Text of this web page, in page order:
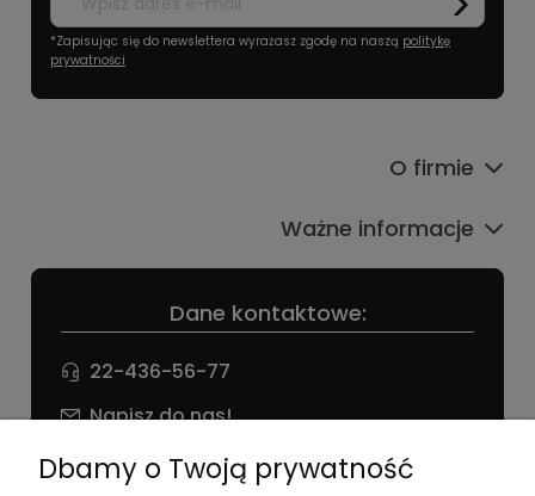
*Zapisując się do newslettera wyrażasz zgodę na naszą politykę
prywatności
Dane kontaktowe:
22-436-56-77
Napisz do nas!
NIP: 826 186 42 29
O firmie
Ważne informacje
Dbamy o Twoją prywatność